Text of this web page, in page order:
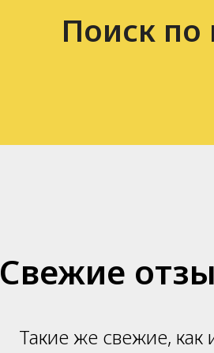
Поиск
Свежие
Такие же свежие,